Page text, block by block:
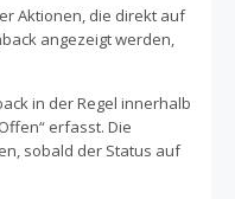
aktiv. Mehrere
bereits über die
in Deutschland von
Deutschland aktiv.
wächst
Auswahl hast. Und
Urlaub mit
Aktionen, die direkt auf
angezeigt werden,
in der Regel innerhalb
erfasst. Die
sobald der Status auf